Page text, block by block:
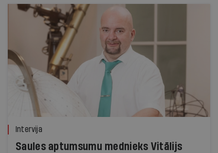
Intervija
Saules aptumsumu mednieks Vitālijs